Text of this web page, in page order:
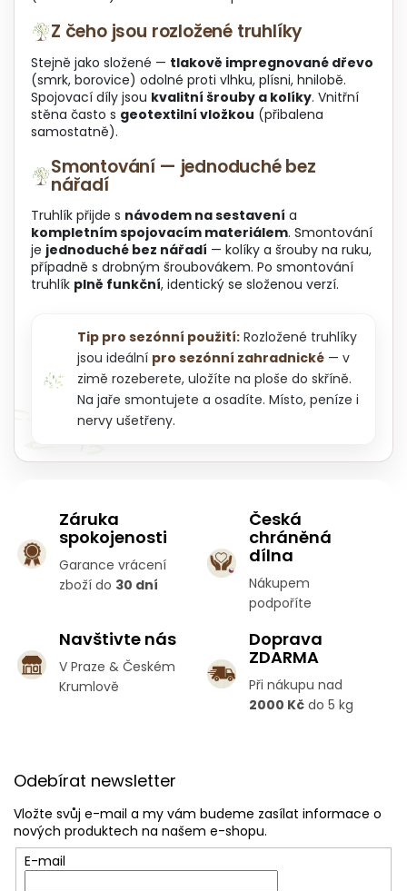
Z čeho jsou rozložené truhlíky
Stejně jako složené — tlakově impregnované dřevo
(smrk, borovice) odolné proti vlhku, plísni, hnilobě.
Spojovací díly jsou kvalitní šrouby a kolíky. Vnitřní
stěna často s geotextilní vložkou (přibalena
samostatně).
Smontování — jednoduché bez
nářadí
Truhlík přijde s návodem na sestavení a
kompletním spojovacím materiálem. Smontování
je jednoduché bez nářadí — kolíky a šrouby na ruku,
případně s drobným šroubovákem. Po smontování
truhlík plně funkční, identický se složenou verzí.
Tip pro sezónní použití: Rozložené truhlíky
jsou ideální pro sezónní zahradnické — v
zimě rozeberete, uložíte na ploše do skříně.
Na jaře smontujete a osadíte. Místo, peníze i
nervy ušetřeny.
Záruka
spokojenosti
Garance vrácení
zboží do 30 dní
Česká
chráněná
dílna
Nákupem
podpoříte
Navštivte nás
V Praze & Českém
Krumlově
Doprava
ZDARMA
Při nákupu nad
2000 Kč do 5 kg
Odebírat newsletter
Vložte svůj e-mail a my vám budeme zasílat informace o
nových produktech na našem e-shopu.
E-mail